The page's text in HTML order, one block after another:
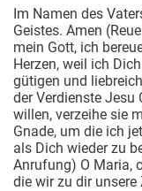
Im Namen des
Geistes. Amen
mein Gott, ich
Herzen, weil ich
gütigen und
der Verdienste Jesu
willen, verzeihe sie
Gnade, um die ich
als Dich wieder zu
Anrufung) O Maria,
die wir zu dir